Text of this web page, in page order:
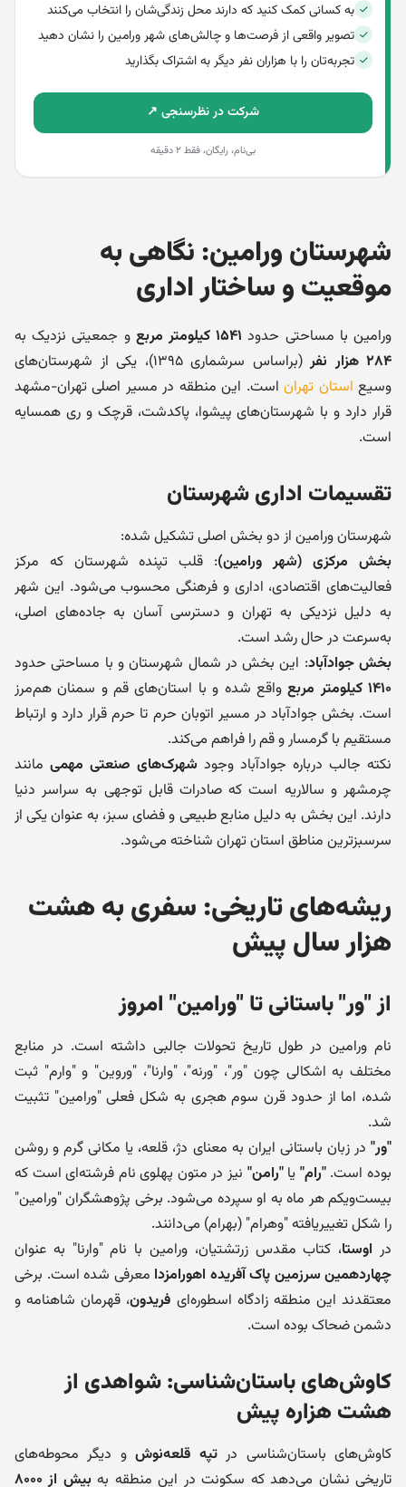
به کسانی کمک کنید که دارند محل زندگی‌شان را انتخاب می‌کنند
تصویر واقعی از فرصت‌ها و چالش‌های شهر ورامین را نشان دهید
تجربه‌تان را با هزاران نفر دیگر به اشتراک بگذارید
شرکت در نظرسنجی ↗
بی‌نام، رایگان، فقط ۲ دقیقه
شهرستان ورامین: نگاهی به
موقعیت و ساختار اداری
ورامین با مساحتی حدود ۱۵۴۱ کیلومتر مربع
و جمعیتی نزدیک به
۲۸۴ هزار نفر
(براساس سرشماری ۱۳۹۵)، یکی از شهرستان‌های
وسیع استان تهراناست. این منطقه در مسیر اصلی تهران-مشهد
قرار دارد و با شهرستان‌های پیشوا، پاکدشت، قرچک و ری همسایه
است.
تقسیمات اداری شهرستان
شهرستان ورامین از دو بخش اصلی تشکیل شده:
بخش مرکزی (شهر ورامین): قلب تپنده شهرستان که مرکز
فعالیت‌های اقتصادی، اداری و فرهنگی محسوب می‌شود. این شهر
به دلیل نزدیکی به تهران و دسترسی آسان به جاده‌های اصلی،
به‌سرعت در حال رشد است.
بخش جوادآباد: این بخش در شمال شهرستان و با مساحتی حدود
۱۴۱۰ کیلومتر مربع
واقع شده و با استان‌های قم و سمنان هم‌مرز
است. بخش جوادآباد در مسیر اتوبان حرم تا حرم قرار دارد و ارتباط
مستقیم با گرمسار و قم را فراهم می‌کند.
نکته جالب درباره جوادآباد وجود شهرک‌های صنعتی مهمی مانند
چرمشهر و سالاریه است که صادرات قابل توجهی به سراسر دنیا
دارند. این بخش به دلیل منابع طبیعی و فضای سبز، به عنوان یکی از
سرسبزترین مناطق استان تهران شناخته می‌شود.
ریشه‌های تاریخی: سفری به هشت
هزار سال پیش
از "ور" باستانی تا "ورامین" امروز
نام ورامین در طول تاریخ تحولات جالبی داشته است. در منابع
مختلف به اشکالی چون "ور"، "ورنه"، "وارنا"، "وروین" و "وارم" ثبت
شده، اما از حدود قرن سوم هجری به شکل فعلی "ورامین" تثبیت
شد.
"ور" در زبان باستانی ایران به معنای دژ، قلعه، یا مکانی گرم و روشن
بوده است."رام" یا"رامن" نیز در متون پهلوی نام فرشته‌ای است که
بیست‌ویکم هر ماه به او سپرده می‌شود. برخی پژوهشگران "ورامین"
را شکل تغییریافته "وهرام" (بهرام) می‌دانند.
در اوستا، کتاب مقدس زرتشتیان، ورامین با نام "وارنا" به عنوان
چهاردهمین سرزمین پاک آفریده اهورامزدا معرفی شده است. برخی
معتقدند این منطقه زادگاه اسطوره‌ای فریدون، قهرمان شاهنامه و
دشمن ضحاک بوده است.
کاوش‌های باستان‌شناسی: شواهدی از
هشت هزاره پیش
کاوش‌های باستان‌شناسی درتپه قلعه‌نوشو دیگر محوطه‌های
تاریخی نشان می‌دهد که سکونت در این منطقه به
بیش از ۸۰۰۰